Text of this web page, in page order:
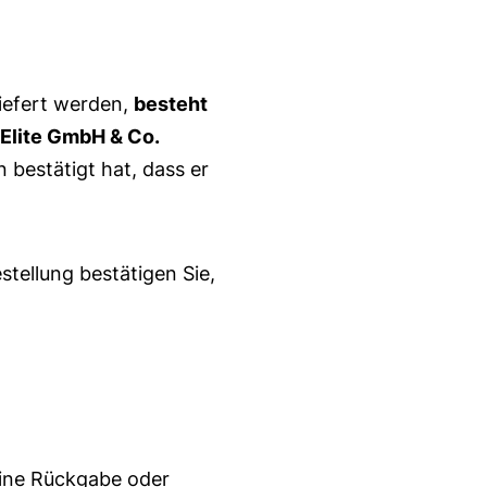
werden, besteht
GmbH & Co.
bestätigt hat, dass er
bestätigen Sie,
Rückgabe oder